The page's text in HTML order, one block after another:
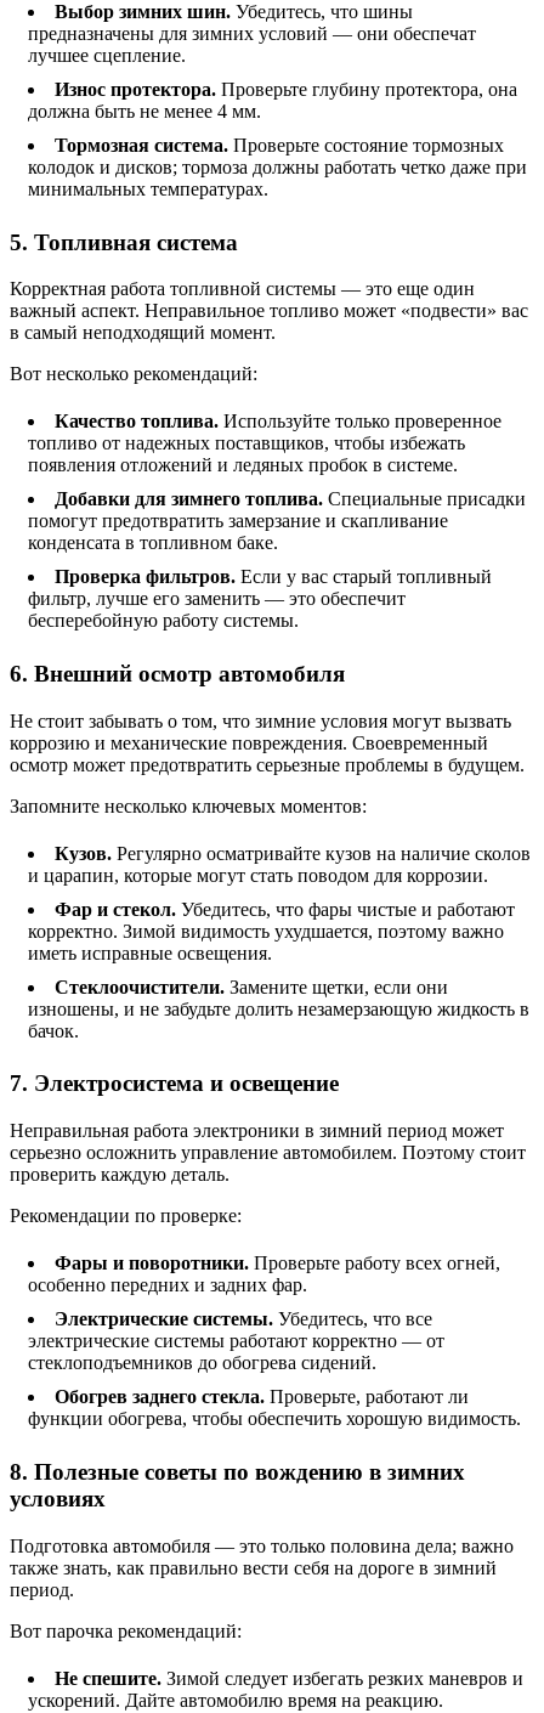
Выбор зимних шин. Убедитесь, что шины
предназначены для зимних условий — они обеспечат
лучшее сцепление.
Износ протектора. Проверьте глубину протектора, она
должна быть не менее 4 мм.
Тормозная система. Проверьте состояние тормозных
колодок и дисков; тормоза должны работать четко даже при
минимальных температурах.
5. Топливная система
Корректная работа топливной системы — это еще один
важный аспект. Неправильное топливо может «подвести» вас
в самый неподходящий момент.
Вот несколько рекомендаций:
Качество топлива. Используйте только проверенное
топливо от надежных поставщиков, чтобы избежать
появления отложений и ледяных пробок в системе.
Добавки для зимнего топлива. Специальные присадки
помогут предотвратить замерзание и скапливание
конденсата в топливном баке.
Проверка фильтров. Если у вас старый топливный
фильтр, лучше его заменить — это обеспечит
бесперебойную работу системы.
6. Внешний осмотр автомобиля
Не стоит забывать о том, что зимние условия могут вызвать
коррозию и механические повреждения. Своевременный
осмотр может предотвратить серьезные проблемы в будущем.
Запомните несколько ключевых моментов:
Кузов. Регулярно осматривайте кузов на наличие сколов
и царапин, которые могут стать поводом для коррозии.
Фар и стекол. Убедитесь, что фары чистые и работают
корректно. Зимой видимость ухудшается, поэтому важно
иметь исправные освещения.
Стеклоочистители. Замените щетки, если они
изношены, и не забудьте долить незамерзающую жидкость в
бачок.
7. Электросистема и освещение
Неправильная работа электроники в зимний период может
серьезно осложнить управление автомобилем. Поэтому стоит
проверить каждую деталь.
Рекомендации по проверке:
Фары и поворотники. Проверьте работу всех огней,
особенно передних и задних фар.
Электрические системы. Убедитесь, что все
электрические системы работают корректно — от
стеклоподъемников до обогрева сидений.
Обогрев заднего стекла. Проверьте, работают ли
функции обогрева, чтобы обеспечить хорошую видимость.
8. Полезные советы по вождению в зимних
условиях
Подготовка автомобиля — это только половина дела; важно
также знать, как правильно вести себя на дороге в зимний
период.
Вот парочка рекомендаций:
Не спешите. Зимой следует избегать резких маневров и
ускорений. Дайте автомобилю время на реакцию.